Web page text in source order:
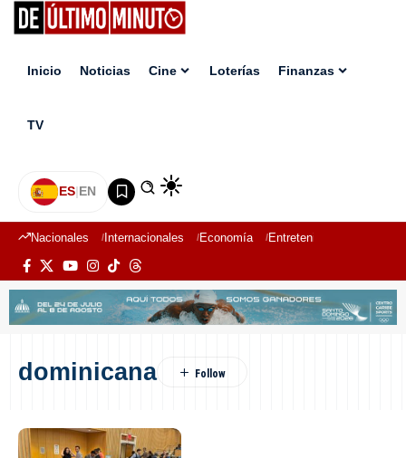
Inicio Noticias Cine Loterías Finanzas
TV
ES|EN
Nacionales Internacionales Economía Entretenimiento
dominicana